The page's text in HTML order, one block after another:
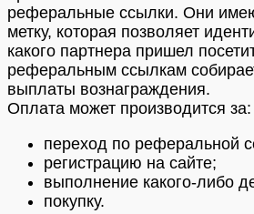
реферальные ссылки. Они
метку, которая позволяет
какого партнера пришел
реферальным ссылкам
выплаты вознаграждения.
Оплата может производится за:
переход по реферальной
регистрацию на сайте;
выполнение какого-либо
покупку.